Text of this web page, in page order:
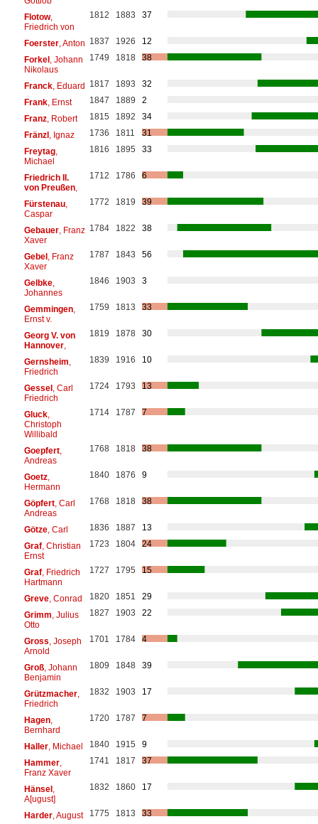
Flotow,
Friedrich von
1812 1883 37
Foerster, Anton 1837 1926
12
Forkel, Johann
Nikolaus
1749 1818 38
Franck, Eduard 1817 1893
32
Frank, Ernst 1847 1889
2
Franz, Robert 1815 1892
34
Fränzl, Ignaz 1736 1811
31
Freytag,
Michael
1816 1895 33
Friedrich II.
von Preußen,
1712 1786 6
Fürstenau,
Caspar
1772 1819 39
Gebauer, Franz
Xaver
1784 1822 38
Gebel, Franz
Xaver
1787 1843 56
Gelbke,
Johannes
1846 1903 3
Gemmingen,
Ernst v.
1759 1813 33
Georg V. von
Hannover,
1819 1878 30
Gernsheim
Friedrich
1839 1916 10
Gessel, Carl
Friedrich
1724 1793 13
Gluck,
Christoph
Willibald
1714 1787 7
Goepfert,
Andreas
1768 1818 38
Goetz,
Hermann
1840 1876 9
Göpfert, Carl
Andreas
1768 1818 38
Götze, Carl 1836 1887
13
Graf, Christian
Ernst
1723 1804 24
Graf, Friedrich
Hartmann
1727 1795 15
Greve, Conrad 1820 1851
29
Grimm , Julius
Otto
1827 1903 22
Gross , Joseph
Arnold
1701 1784 4
Groß, Johann
Benjamin
1809 1848 39
Grützmacher,
Friedrich
1832 1903 17
Hagen,
Bernhard
1720 1787 7
Haller, Michael 1840 1915
9
Hammer,
Franz Xaver
1741 1817 37
Hänsel,
A[ugust]
1832 1860 17
Harder, August 1775 1813
33